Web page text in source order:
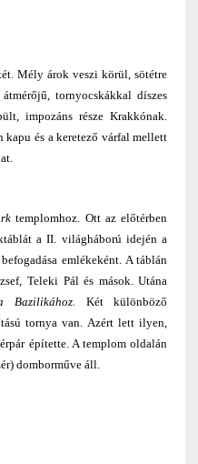
Mély árok veszi körül, sötétre
tornyocskákkal díszes
impozáns része Krakkónak.
és a keretező várfal mellett
templomhoz. Ott az előtérben
a II. világháború idején a
emlékeként. A táblán
Teleki Pál és mások. Utána
Bazilikához. Két különböző
tornya van. Azért lett ilyen,
építette. A templom oldalán
domborműve áll.